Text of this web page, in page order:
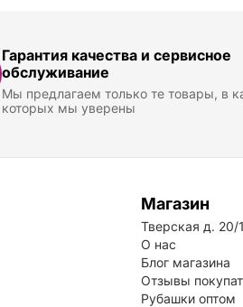
Гарантия качества и сервисное
обслуживание
Мы предлагаем только те товары, в
которых мы уверены
Магазин
Тверская д. 20/
О нас
Блог магазина
Отзывы
Рубашки оптом